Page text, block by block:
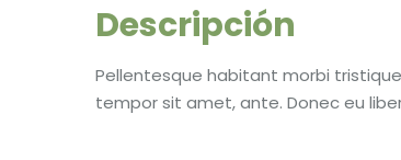
Descripción
Pellentesque habitant morbi
tempor sit amet, ante. Donec eu